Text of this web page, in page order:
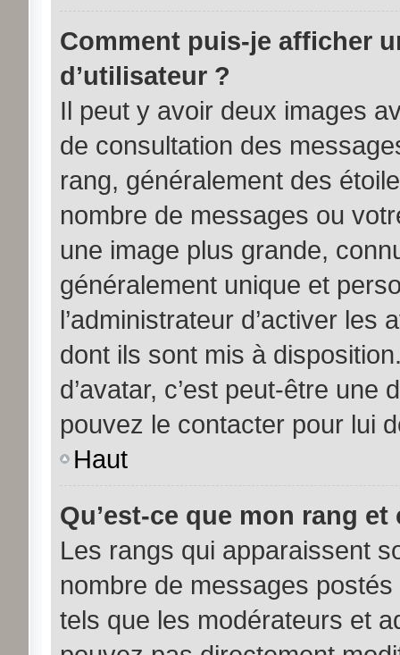
Comment puis-je afficher
d’utilisateur ?
Il peut y avoir deux images
de consultation des
rang, généralement des
nombre de messages ou
une image plus grande,
généralement unique et
l’administrateur d’activer
dont ils sont mis à
d’avatar, c’est peut-être une
pouvez le contacter pour lui
Haut
Qu’est-ce que mon rang
Les rangs qui apparaissent
nombre de messages
tels que les modérateurs et